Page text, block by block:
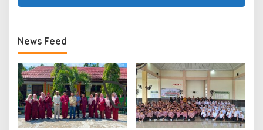
News Feed